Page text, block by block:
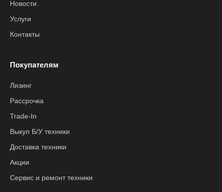
Новости
Услуги
Контакты
Покупателям
Лизинг
Рассрочка
Trade-In
Выкуп Б/У техники
Доставка техники
Акции
Сервис и ремонт техники